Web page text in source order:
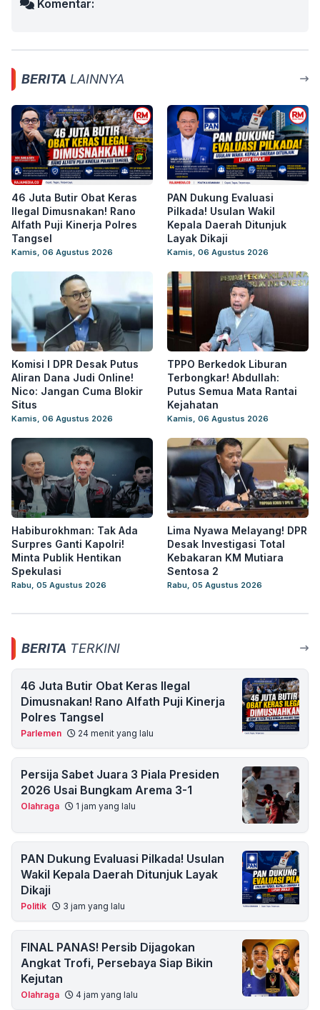
Komentar:
BERITA LAINNYA
46 Juta Butir Obat Keras
Ilegal Dimusnakan! Rano
Alfath Puji Kinerja Polres
Tangsel
Kamis, 06 Agustus 2026
PAN Dukung Evaluasi
Pilkada! Usulan Wakil
Kepala Daerah Ditunjuk
Layak Dikaji
Kamis, 06 Agustus 2026
Komisi I DPR Desak Putus
Aliran Dana Judi Online!
Nico: Jangan Cuma Blokir
Situs
Kamis, 06 Agustus 2026
TPPO Berkedok Liburan
Terbongkar! Abdullah:
Putus Semua Mata Rantai
Kejahatan
Kamis, 06 Agustus 2026
Habiburokhman: Tak Ada
Surpres Ganti Kapolri!
Minta Publik Hentikan
Spekulasi
Rabu, 05 Agustus 2026
Lima Nyawa Melayang! DPR
Desak Investigasi Total
Kebakaran KM Mutiara
Sentosa 2
Rabu, 05 Agustus 2026
BERITA TERKINI
46 Juta Butir Obat Keras Ilegal
Dimusnakan! Rano Alfath Puji Kinerja
Polres Tangsel
Parlemen 24 menit yang lalu
Persija Sabet Juara 3 Piala Presiden
2026 Usai Bungkam Arema 3-1
Olahraga 1 jam yang lalu
PAN Dukung Evaluasi Pilkada! Usulan
Wakil Kepala Daerah Ditunjuk Layak
Dikaji
Politik 3 jam yang lalu
FINAL PANAS! Persib Dijagokan
Angkat Trofi, Persebaya Siap Bikin
Kejutan
Olahraga 4 jam yang lalu